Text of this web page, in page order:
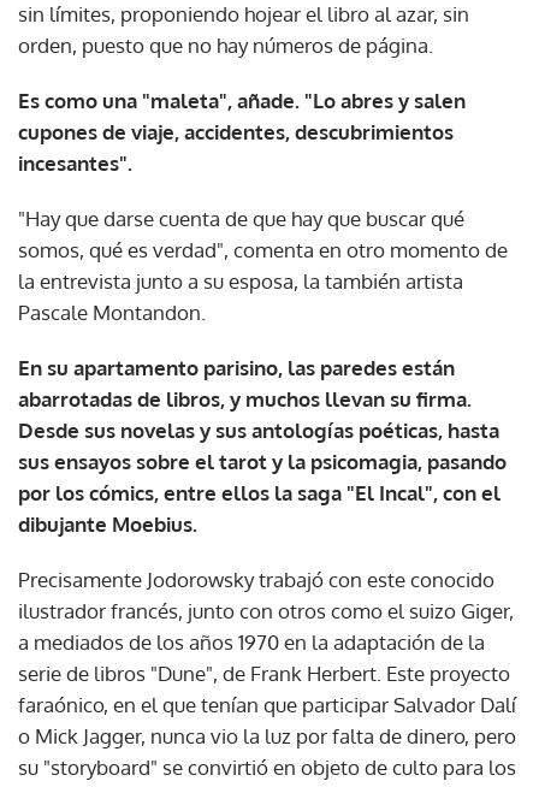
sin límites, proponiendo hojear el libro al azar, sin
orden, puesto que no hay números de página.
Es como una "maleta", añade. "Lo abres y salen
cupones de viaje, accidentes, descubrimientos
incesantes".
"Hay que darse cuenta de que hay que buscar qué
somos, qué es verdad", comenta en otro momento de
la entrevista junto a su esposa, la también artista
Pascale Montandon.
En su apartamento parisino, las paredes están
abarrotadas de libros, y muchos llevan su firma.
Desde sus novelas y sus antologías poéticas, hasta
sus ensayos sobre el tarot y la psicomagia, pasando
por los cómics, entre ellos la saga "El Incal", con el
dibujante Moebius.
Precisamente Jodorowsky trabajó con este conocido
ilustrador francés, junto con otros como el suizo Giger,
a mediados de los años 1970 en la adaptación de la
serie de libros "Dune", de Frank Herbert. Este proyecto
faraónico, en el que tenían que participar Salvador Dalí
o Mick Jagger, nunca vio la luz por falta de dinero, pero
su "storyboard" se convirtió en objeto de culto para los